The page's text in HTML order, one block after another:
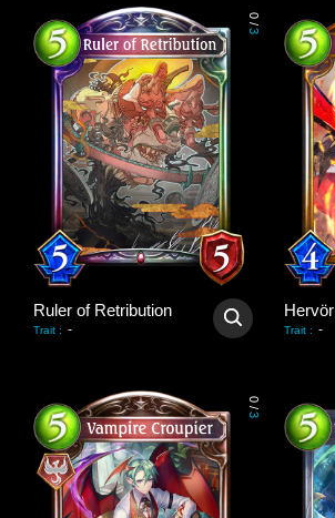
0
/
3
Ruler of Retribution
Trait : -
Hervör
Trait : -
0
/
3